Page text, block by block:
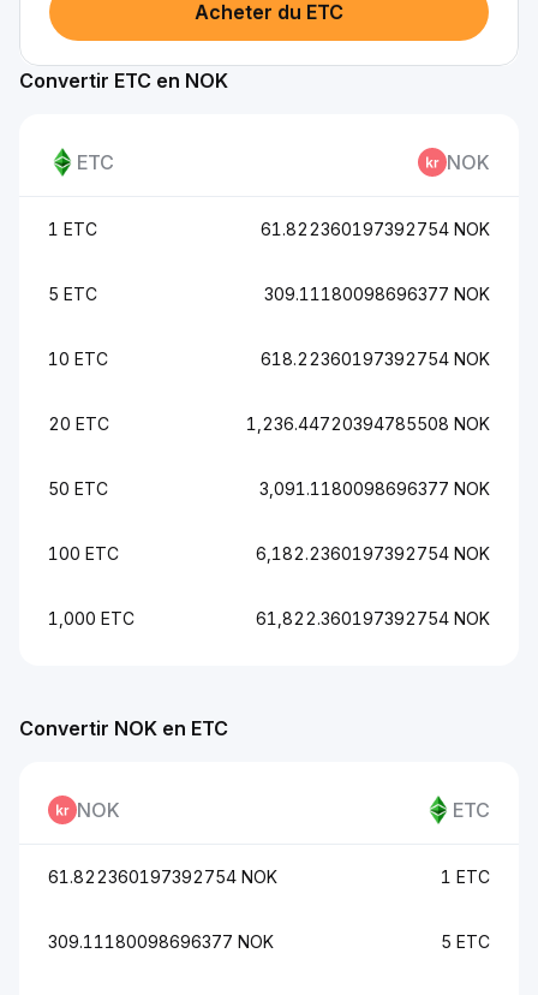
Acheter du ETC
Convertir ETC en NOK
ETC NOK
1 ETC 61.822360197392754 NOK
5 ETC 309.11180098696377 NOK
10 ETC 618.22360197392754 NOK
20 ETC 1,236.44720394785508 NOK
50 ETC 3,091.1180098696377 NOK
100 ETC 6,182.2360197392754 NOK
1,000 ETC 61,822.360197392754 NOK
Convertir NOK en ETC
NOK ETC
61.822360197392754 NOK 1 ETC
309.11180098696377 NOK 5 ETC